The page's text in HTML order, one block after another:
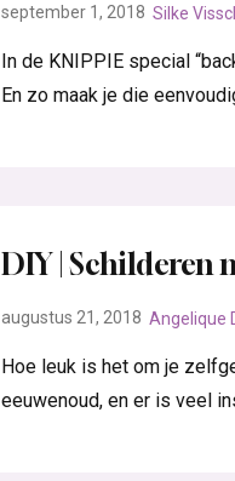
In de KNIPPIE special
En zo maak je die
september 1, 2018 Silke
DIY | Schilderen
Hoe leuk is het om je
eeuwenoud, en er is veel
augustus 21, 2018 Angelique